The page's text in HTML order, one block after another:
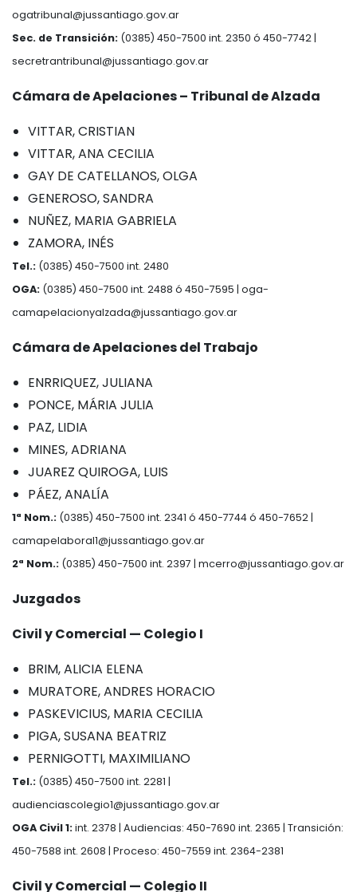
ogatribunal@jussantiago.gov.ar
Sec. de Transición: (0385) 450-7500 int. 2350 ó 450-7742 |
secretrantribunal@jussantiago.gov.ar
Cámara de Apelaciones – Tribunal de Alzada
VITTAR, CRISTIAN
VITTAR, ANA CECILIA
GAY DE CATELLANOS, OLGA
GENEROSO, SANDRA
NUÑEZ, MARIA GABRIELA
ZAMORA, INÉS
Tel.: (0385) 450-7500 int. 2480
OGA: (0385) 450-7500 int. 2488 ó 450-7595 | oga-
camapelacionyalzada@jussantiago.gov.ar
Cámara de Apelaciones del Trabajo
ENRRIQUEZ, JULIANA
PONCE, MÁRIA JULIA
PAZ, LIDIA
MINES, ADRIANA
JUAREZ QUIROGA, LUIS
PÁEZ, ANALÍA
1ª Nom.: (0385) 450-7500 int. 2341 ó 450-7744 ó 450-7652 |
camapelaboral1@jussantiago.gov.ar
2ª Nom.: (0385) 450-7500 int. 2397 | mcerro@jussantiago.gov.ar
Juzgados
Civil y Comercial — Colegio I
BRIM, ALICIA ELENA
MURATORE, ANDRES HORACIO
PASKEVICIUS, MARIA CECILIA
PIGA, SUSANA BEATRIZ
PERNIGOTTI, MAXIMILIANO
Tel.: (0385) 450-7500 int. 2281 |
audienciascolegio1@jussantiago.gov.ar
OGA Civil 1:int. 2378 | Audiencias: 450-7690 int. 2365 | Transición:
450-7588 int. 2608 | Proceso: 450-7559 int. 2364-2381
Civil y Comercial — Colegio II